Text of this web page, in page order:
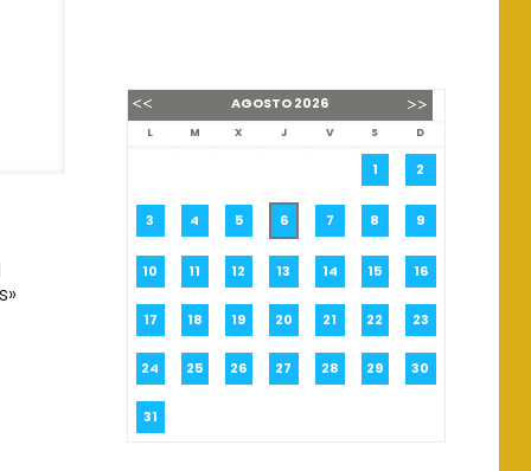
AGOSTO2026
L M X J V S D
1 2
3 4 5 6 7 8 9
10 11 12 13 14 15 16
17 18 19 20 21 22 23
24 25 26 27 28 29 30
31